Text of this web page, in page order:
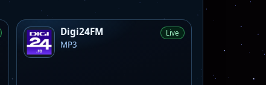
Digi24FM
MP3
Live